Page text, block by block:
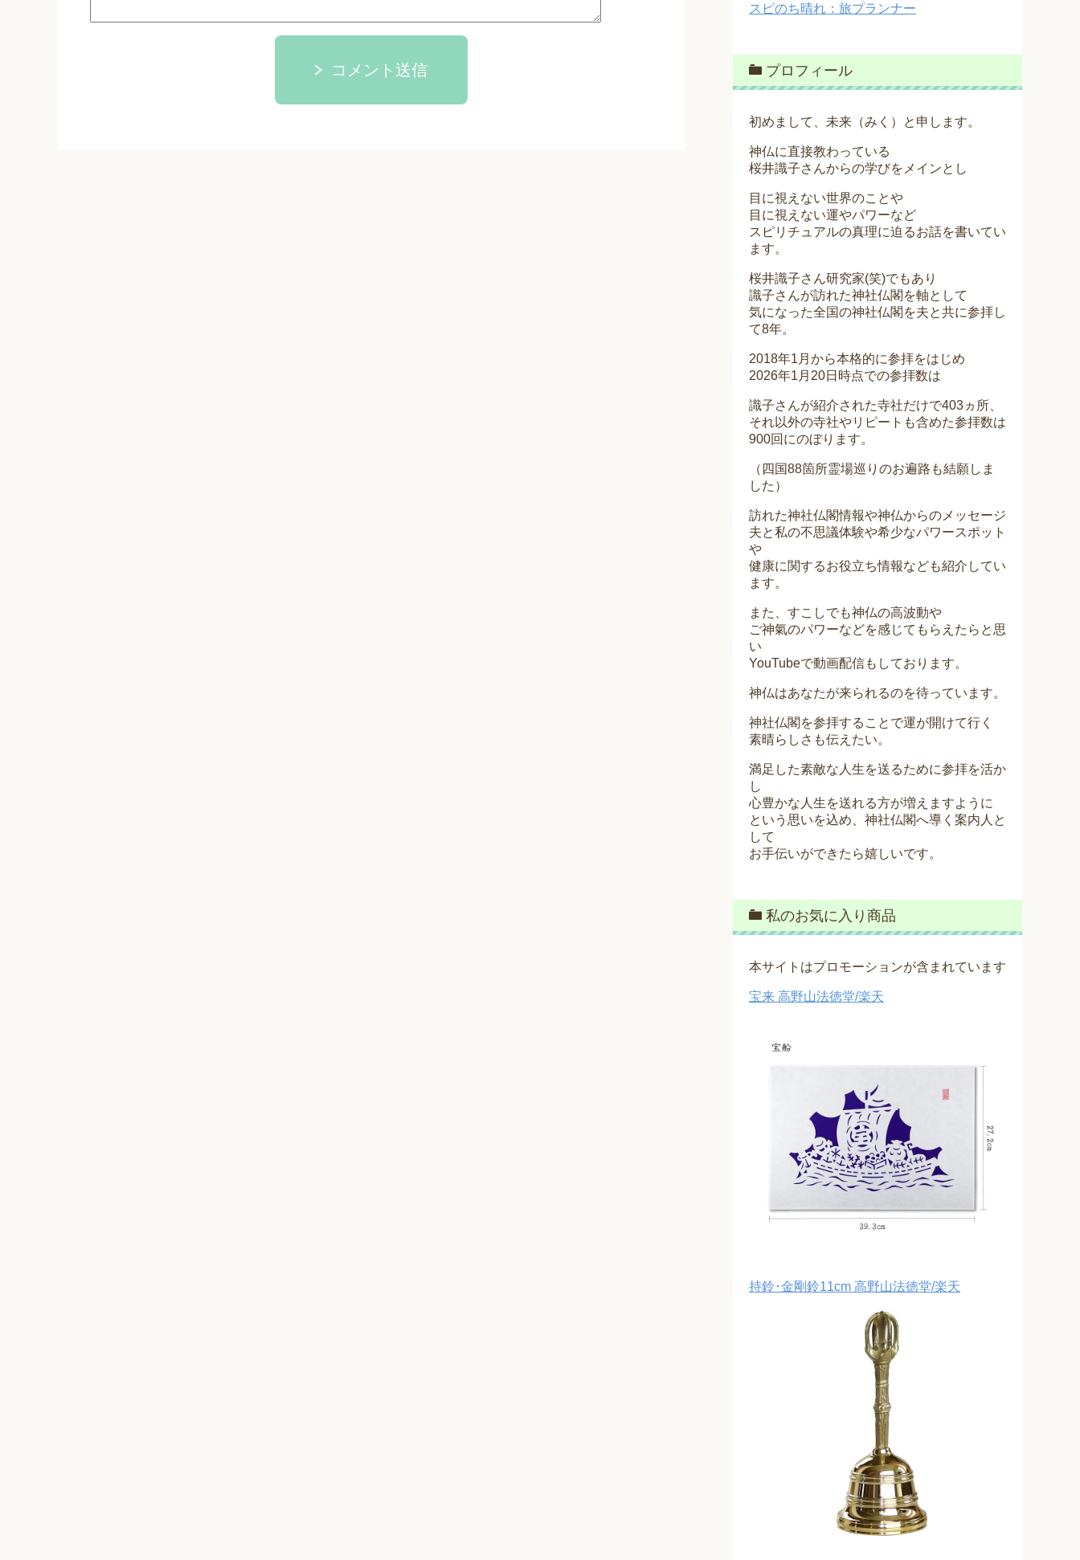
コメント送信
スピのち晴れ：旅プランナー
プロフィール
初めまして、未来（みく）と申します。
神仏に直接教わっている
桜井識子さんからの学びをメインとし
目に視えない世界のことや
目に視えない運やパワーなど
スピリチュアルの真理に迫るお話を書いてい
ます。
桜井識子さん研究家(笑)でもあり
識子さんが訪れた神社仏閣を軸として
気になった全国の神社仏閣を夫と共に参拝し
て8年。
2018年1月から本格的に参拝をはじめ
2026年1月20日時点での参拝数は
識子さんが紹介された寺社だけで403ヵ所、
それ以外の寺社やリピートも含めた参拝数は
900回にのぼります。
（四国88箇所霊場巡りのお遍路も結願しま
した）
訪れた神社仏閣情報や神仏からのメッセージ
夫と私の不思議体験や希少なパワースポット
や
健康に関するお役立ち情報なども紹介してい
ます。
また、すこしでも神仏の高波動や
ご神氣のパワーなどを感じてもらえたらと思
い
YouTubeで動画配信もしております。
神仏はあなたが来られるのを待っています。
神社仏閣を参拝することで運が開けて行く
素晴らしさも伝えたい。
満足した素敵な人生を送るために参拝を活か
し
心豊かな人生を送れる方が増えますように
という思いを込め、神社仏閣へ導く案内人と
して
お手伝いができたら嬉しいです。
私のお気に入り商品
本サイトはプロモーションが含まれています
宝来 高野山法徳堂/楽天
持鈴･金剛鈴11cm 高野山法徳堂/楽天